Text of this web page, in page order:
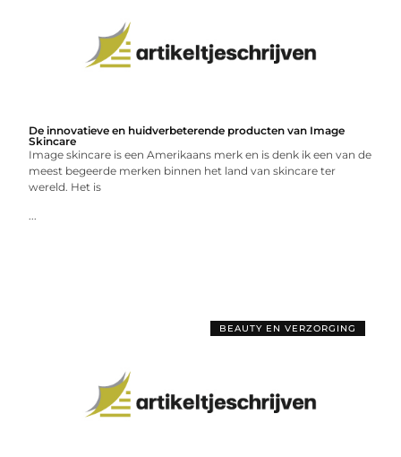
De innovatieve en huidverbeterende producten van Image
Skincare
Image skincare is een Amerikaans merk en is denk ik een van de
meest begeerde merken binnen het land van skincare ter
wereld. Het is
...
BEAUTY EN VERZORGING